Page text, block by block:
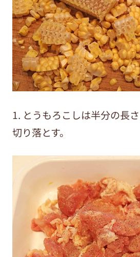
1. とうもろこしは半分の長
切り落とす。